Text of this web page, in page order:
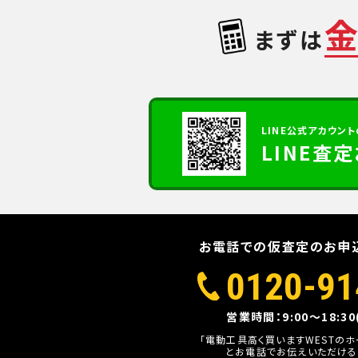
まずは
LINE公式アカウン
LINE査
お電話での仮査定のお申
0120-
営業時間：9:00～
「電動工具高く買いますWESTの
とお電話でお伝えいただけ